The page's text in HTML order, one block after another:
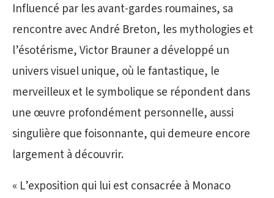
Influencé par les avant-gardes roumaines, sa
rencontre avec André Breton, les mythologies et
l’ésotérisme, Victor Brauner a développé un
univers visuel unique, où le fantastique, le
merveilleux et le symbolique se répondent dans
une œuvre profondément personnelle, aussi
singulière que foisonnante, qui demeure encore
largement à découvrir.
« L’exposition qui lui est consacrée à Monaco